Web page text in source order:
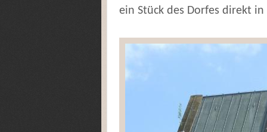
ein Stück des Dorfes direkt in